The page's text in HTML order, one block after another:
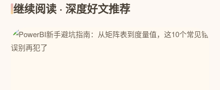
继续阅读 · 深度好文推荐